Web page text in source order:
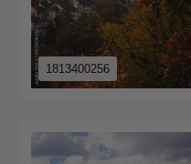
1813400256